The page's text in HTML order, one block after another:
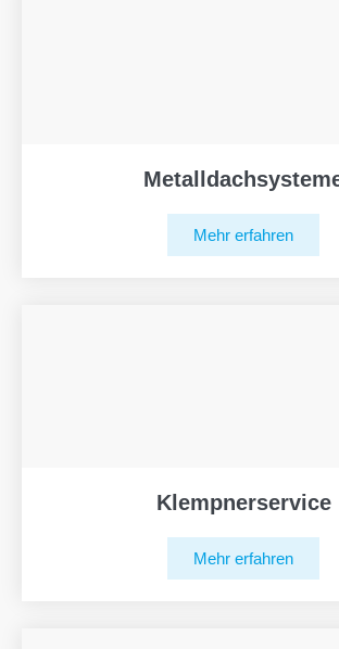
Mehr erfahren
Klempnerservice
Mehr erfahren